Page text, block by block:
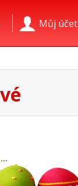
Můj účet